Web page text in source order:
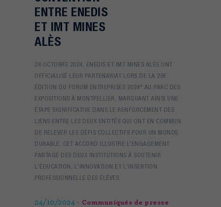
ENTRE ENEDIS
ET IMT MINES
ALÈS
24 OCTOBRE 2024, ENEDIS ET IMT MINES ALÈS ONT
OFFICIALISÉ LEUR PARTENARIAT LORS DE LA 20E
ÉDITION DU FORUM ENTREPRISES 2024* AU PARC DES
EXPOSITIONS À MONTPELLIER, MARQUANT AINSI UNE
ÉTAPE SIGNIFICATIVE DANS LE RENFORCEMENT DES
LIENS ENTRE LES DEUX ENTITÉS QUI ONT EN COMMUN
DE RELEVER LES DÉFIS COLLECTIFS POUR UN MONDE
DURABLE. CET ACCORD ILLUSTRE L'ENGAGEMENT
PARTAGÉ DES DEUX INSTITUTIONS À SOUTENIR
L'ÉDUCATION, L'INNOVATION ET L'INSERTION
PROFESSIONNELLE DES ÉLÈVES.
24/10/2024 Communiqués de presse